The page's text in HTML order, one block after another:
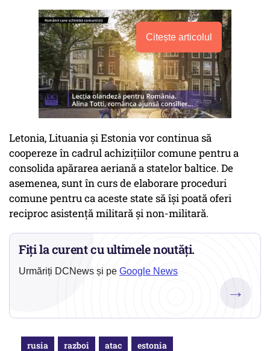
Citește articolul
Letonia, Lituania și Estonia vor continua să
coopereze în cadrul achizițiilor comune pentru a
consolida apărarea aeriană a statelor baltice. De
asemenea, sunt în curs de elaborare proceduri
comune pentru ca aceste state să își poată oferi
reciproc asistență militară și non-militară.
Fiți la curent cu ultimele noutăți.
Urmăriți DCNews și pe Google News
→
rusia razboi atac estonia